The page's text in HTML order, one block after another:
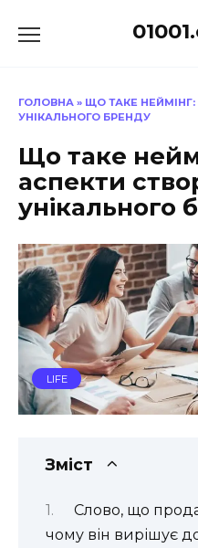
до
ГОЛОВНА » ЩО ТАКЕ
УНІКАЛЬНОГО БРЕНДУ
Що таке
аспекти
унікального
LIFE
Зміст
Слово, що
чому він вирішує